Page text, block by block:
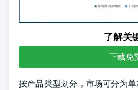
了解关
下载免
按产品类型划分，市场可分为单